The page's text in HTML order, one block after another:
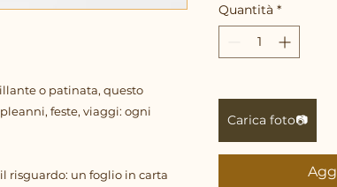
o patinata, questo
feste, viaggi: ogni
risguardo: un foglio in carta
Quantità *
Carica foto📷